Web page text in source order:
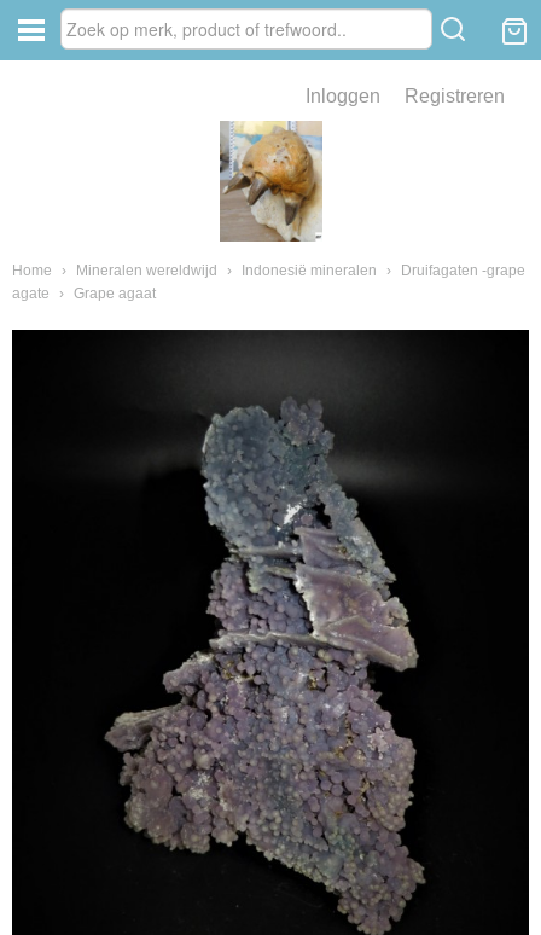
Inloggen Registreren
Home › Mineralen wereldwijd › Indonesië mineralen ›
Druifagaten -grape
agate
› Grape agaat
van fossielen en mineralen